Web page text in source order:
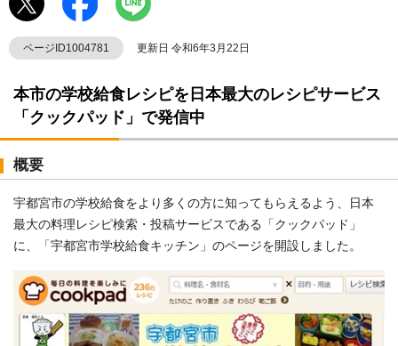
ページID1004781 更新日 令和6年3月22日
本市の学校給食レシピを日本最大のレシピサービス
「クックパッド」で発信中
概要
宇都宮市の学校給食をより多くの方に知ってもらえるよう、日本
最大の料理レシピ検索・投稿サービスである「クックパッド」
に、「宇都宮市学校給食キッチン」のページを開設しました。